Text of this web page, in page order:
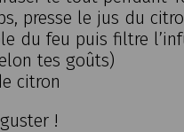
presse le jus du
du feu puis filtre
tes goûts)
citron
!